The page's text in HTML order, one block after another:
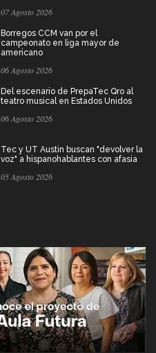
07 Agosto 2026
Borregos CCM van por el
campeonato en liga mayor de
americano
06 Agosto 2026
Del escenario de PrepaTec Qro al
teatro musical en Estados Unidos
06 Agosto 2026
Tec y UT Austin buscan "devolver la
voz" a hispanohablantes con afasia
05 Agosto 2026